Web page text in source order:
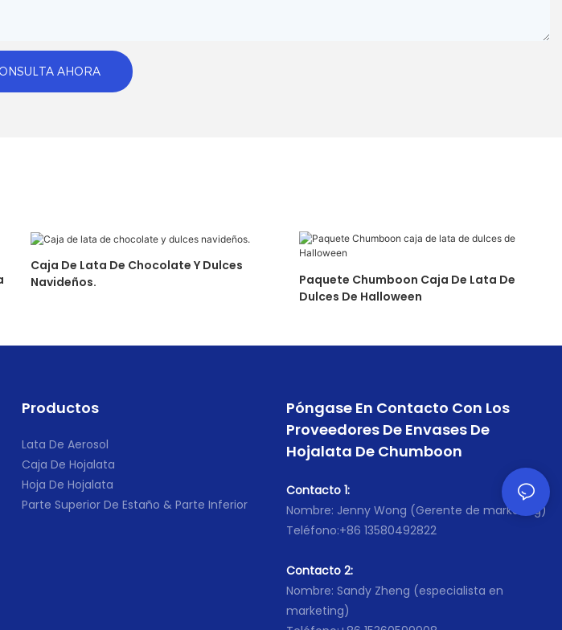
AHORA
Caja De Lata De Chocolate Y Dulces
Navideños.
Paquete Chumboon Caja De Lata De
Dulces De Halloween
Productos
Lata De Aerosol
Caja De Hojalata
Hoja De Hojalata
Parte Superior De Estaño & Parte Inferior
Póngase En Contacto Con Los
Proveedores De Envases De
Hojalata De Chumboon
Contacto 1:
Nombre: Jenny Wong (Gerente de marketing)
Teléfono:+86 13580492822
Contacto 2:
Nombre: Sandy Zheng (especialista en
marketing)